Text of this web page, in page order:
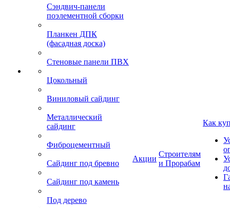
Сэндвич-панели
поэлементной сборки
Планкен ДПК
(фасадная доска)
Стеновые панели ПВХ
Цокольный
Виниловый сайдинг
Металлический
сайдинг
Фиброцементный
Сайдинг под бревно
Сайдинг под камень
Под дерево
Акции
Строителям
и Прорабам
Как